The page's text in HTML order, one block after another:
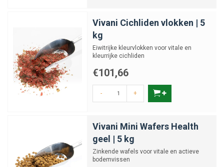
Vivani Cichliden vlokken | 5
kg
Eiwitrijke kleurvlokken voor vitale en
kleurrijke cichliden
€101,66
- +
Vivani Mini Wafers Health
geel | 5 kg
Zinkende wafels voor vitale en actieve
bodemvissen